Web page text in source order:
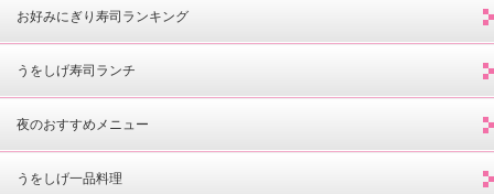
お好みにぎり寿司ランキング
うをしげ寿司ランチ
夜のおすすめメニュー
うをしげ一品料理